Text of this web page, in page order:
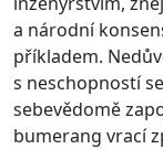
a národní
příkladem.
s neschopností
sebevědomě
bumerang vrací